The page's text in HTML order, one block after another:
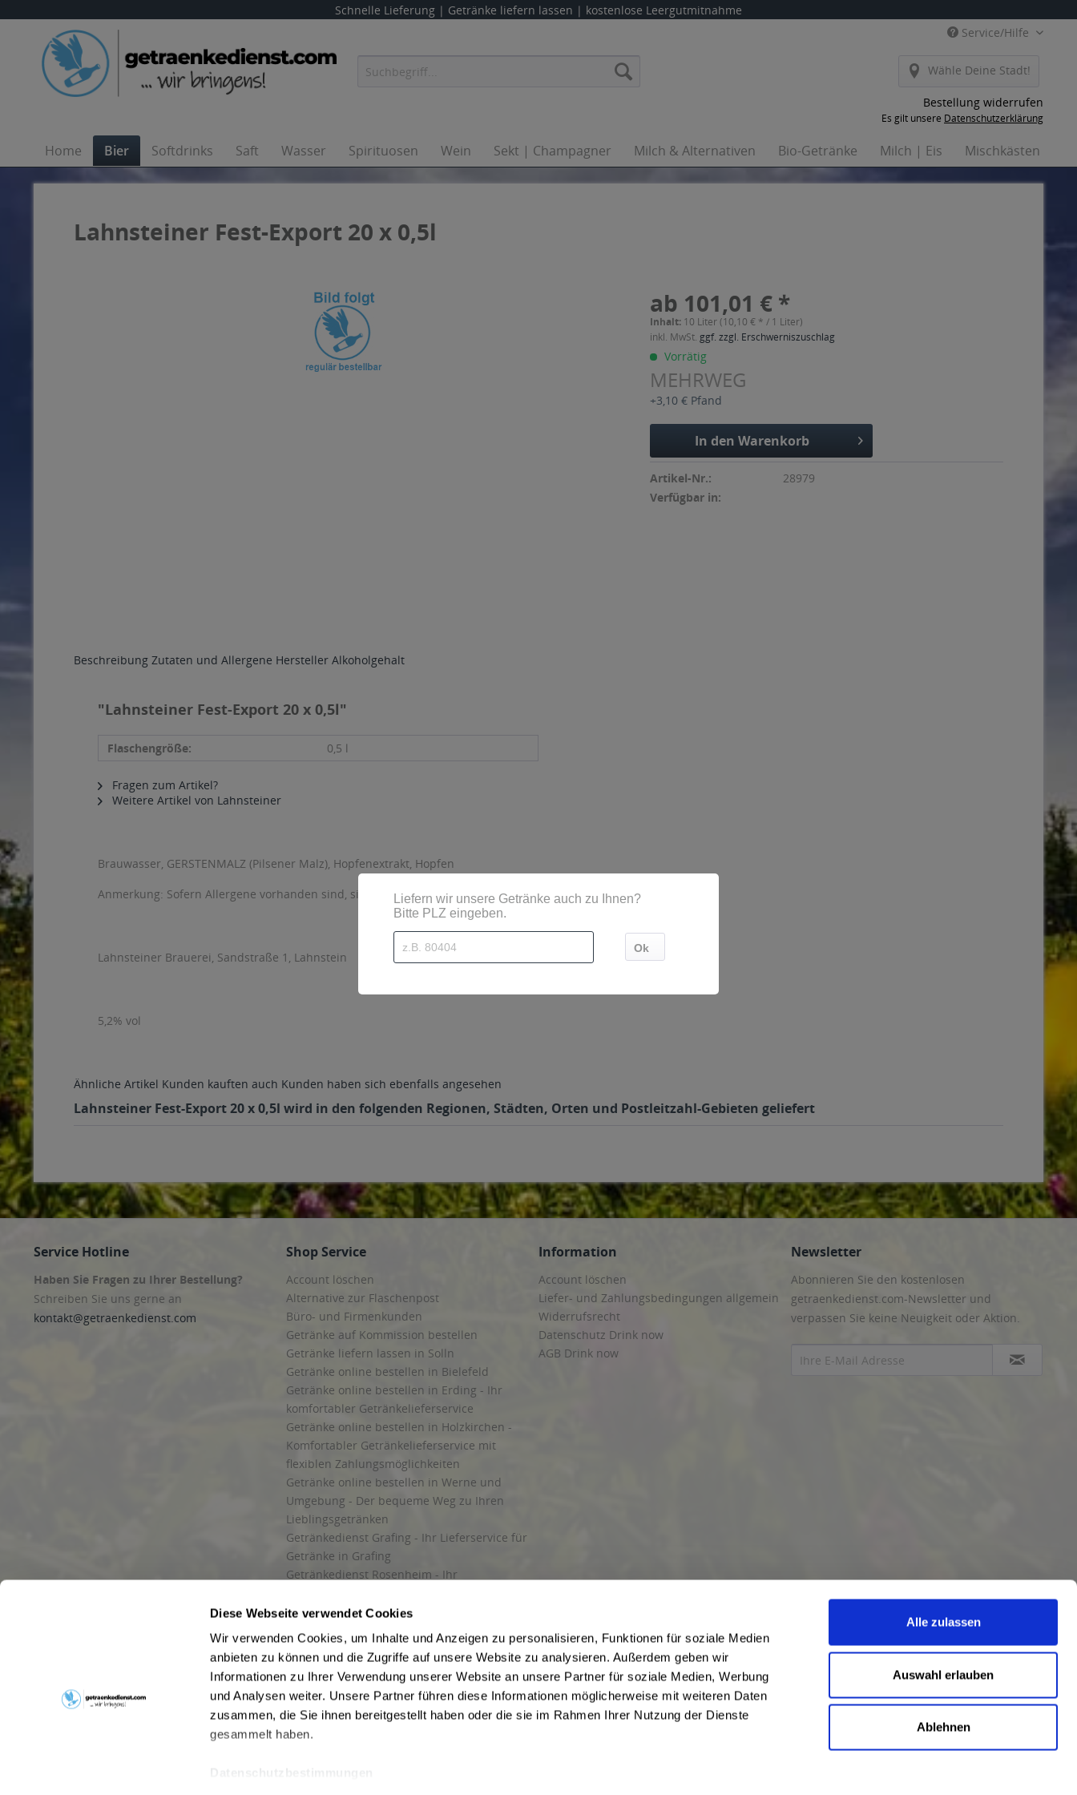
Diese Webseite verwendet Cookies
Wir verwenden Cookies, um Inhalte und Anzeigen zu personalisieren, Funktionen für soziale Medien
anbieten zu können und die Zugriffe auf unsere Website zu analysieren. Außerdem geben wir
Informationen zu Ihrer Verwendung unserer Website an unsere Partner für soziale Medien, Werbung
und Analysen weiter. Unsere Partner führen diese Informationen möglicherweise mit weiteren Daten
zusammen, die Sie ihnen bereitgestellt haben oder die sie im Rahmen Ihrer Nutzung der Dienste
gesammelt haben.
Alle zulassen
Auswahl erlauben
Ablehnen
Schnelle Lieferung | Getränke liefern lassen | kostenlose Leergutmitnahme
Service/Hilfe
Wähle Deine Stadt!
Bestellung widerrufen
Es gilt unsere Datenschutzerklärung
Home Bier Softdrinks Saft Wasser Spirituosen Wein Sekt | Champagner Milch & Alternativen Bio-Getränke Milch | Eis Mischkästen
Lahnsteiner Fest-Export 20 x 0,5l
ab 101,01 € *
Inhalt: 10 Liter (10,10 € * / 1 Liter)
inkl. MwSt. ggf. zzgl. Erschwerniszuschlag
Vorrätig
MEHRWEG
+3,10 € Pfand
In den Warenkorb
Artikel-Nr.:
28979
Verfügbar in:
Beschreibung Zutaten und Allergene Hersteller Alkoholgehalt
"Lahnsteiner Fest-Export 20 x 0,5l"
Flaschengröße: 0,5 l
Fragen zum Artikel?
Weitere Artikel von Lahnsteiner
Brauwasser, GERSTENMALZ (Pilsener Malz), Hopfenextrakt, Hopfen
Anmerkung: Sofern Allergene vorhanden sind, sind diese mittels Großbuchstaben besonders hervorgehoben
Lahnsteiner Brauerei, Sandstraße 1, Lahnstein
5,2% vol
Ähnliche Artikel Kunden kauften auch Kunden haben sich ebenfalls angesehen
Lahnsteiner Fest-Export 20 x 0,5l wird in den folgenden Regionen, Städten, Orten und Postleitzahl-Gebieten geliefert
Service Hotline
Haben Sie Fragen zu Ihrer Bestellung?
Schreiben Sie uns gerne an
kontakt@getraenkedienst.com
Shop Service
Account löschen
Alternative zur Flaschenpost
Büro- und Firmenkunden
Getränke auf Kommission bestellen
Getränke liefern lassen in Solln
Getränke online bestellen in Bielefeld
Getränke online bestellen in Erding - Ihr
komfortabler Getränkelieferservice
Getränke online bestellen in Holzkirchen -
Komfortabler Getränkelieferservice mit
flexiblen Zahlungsmöglichkeiten
Getränke online bestellen in Werne und
Umgebung - Der bequeme Weg zu Ihren
Lieblingsgetränken
Getränkedienst Grafing - Ihr Lieferservice für
Getränke in Grafing
Getränkedienst Rosenheim - Ihr
und Umgebung
Getränkelieferung in Starnberg
Liefergebiet
Lieferservice für Getränke
Wir liefern Getränke
Kontakt
Newsletter
Information
Account löschen
Liefer- und Zahlungsbedingungen allgemein
Widerrufsrecht
Datenschutz Drink now
AGB Drink now
Newsletter
Abonnieren Sie den kostenlosen
getraenkedienst.com-Newsletter und
verpassen Sie keine Neuigkeit oder Aktion.